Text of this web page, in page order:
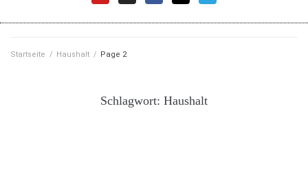
Startseite / Haushalt / Page 2
Schlagwort: Haushalt